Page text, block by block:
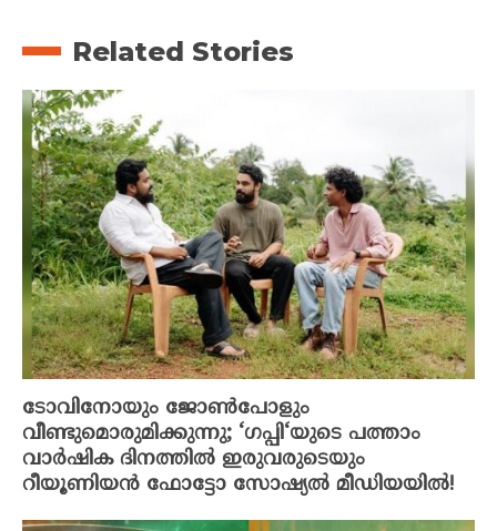
Related Stories
ടോവിനോയും ജോൺപോളും
വീണ്ടുമൊരുമിക്കുന്നു; ‘ഗപ്പി‘യുടെ പത്താം
വാർഷിക ദിനത്തിൽ ഇരുവരുടെയും
റീയൂണിയൻ ഫോട്ടോ സോഷ്യൽ മീഡിയയിൽ!